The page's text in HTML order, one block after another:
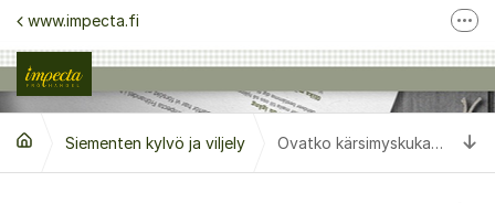
Siirry sisältöön
www.impecta.fi
Ota yhteyttä asiakaspalveluun
Seuraa meitä Facebook
Seuraa meitä Instagram
Siementen kylvö ja viljely Ovatko kärsimyskukan hedelmät syötäviä?